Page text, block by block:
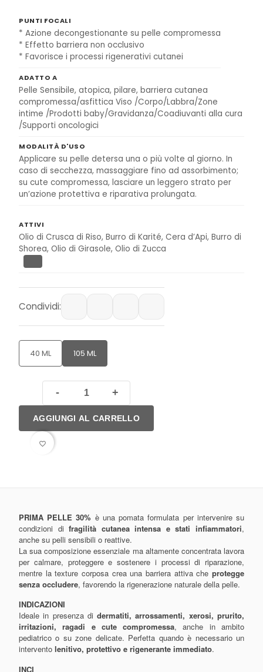
PUNTI FOCALI
* Azione decongestionante su pelle compromessa
* Effetto barriera non occlusivo
* Favorisce i processi rigenerativi cutanei
ADATTO A
Pelle Sensibile, atopica, pilare, barriera cutanea
compromessa/asfittica Viso /Corpo/Labbra/Zone
intime /Prodotti baby/Gravidanza/Coadiuvanti alla cura
/Supporti oncologici
MODALITÀ D'USO
Applicare su pelle detersa una o più volte al giorno. In
caso di secchezza, massaggiare fino ad assorbimento;
su cute compromessa, lasciare un leggero strato per
un’azione protettiva e riparativa prolungata.
ATTIVI
Olio di Crusca di Riso, Burro di Karité, Cera d’Api, Burro di
Shorea, Olio di Girasole, Olio di Zucca
Condividi:
40 ML 105 ML
- +
AGGIUNGI AL CARRELLO
favorite_border
PRIMA PELLE 30% è una pomata formulata per intervenire su
condizioni difragilità cutanea intensa e stati infiammatori,
anche su pelli sensibili o reattive.
La sua composizione essenziale ma altamente concentrata lavora
per calmare, proteggere e sostenere i processi di riparazione,
mentre la texture corposa crea una barriera attiva che protegge
senza occludere, favorendo la rigenerazione naturale della pelle.
INDICAZIONI
Ideale in presenza didermatiti, arrossamenti, xerosi, prurito,
irritazioni, ragadi e cute compromessa, anche in ambito
pediatrico o su zone delicate. Perfetta quando è necessario un
intervento lenitivo, protettivo e rigenerante immediato.
INCI